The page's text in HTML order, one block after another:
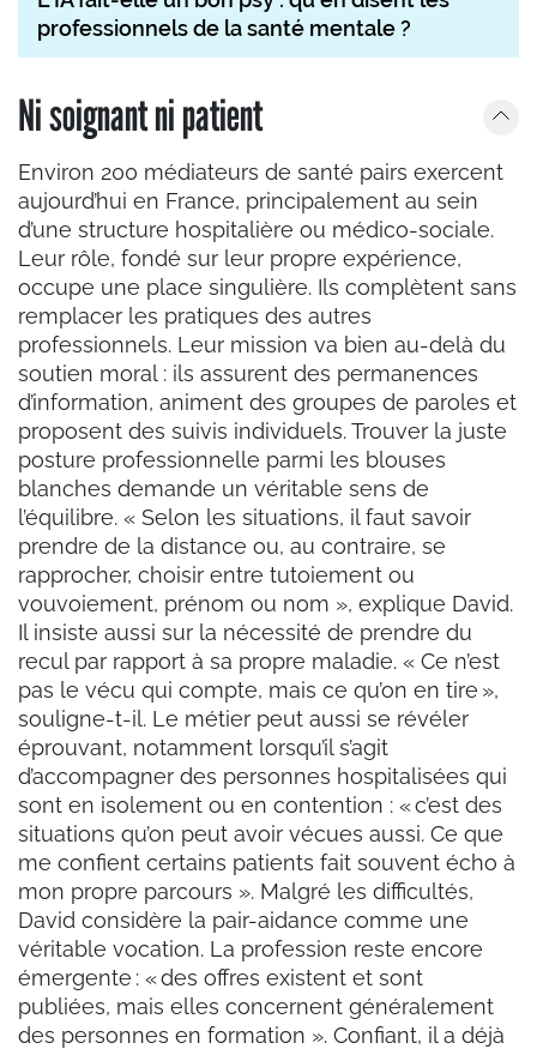
professionnels de la santé mentale ?
Ni soignant ni patient
Environ 200 médiateurs de santé pairs exercent
aujourd’hui en France, principalement au sein
d’une structure hospitalière ou médico-sociale.
Leur rôle, fondé sur leur propre expérience,
occupe une place singulière. Ils complètent sans
remplacer les pratiques des autres
professionnels. Leur mission va bien au-delà du
soutien moral : ils assurent des permanences
d’information, animent des groupes de paroles et
proposent des suivis individuels. Trouver la juste
posture professionnelle parmi les blouses
blanches demande un véritable sens de
l’équilibre. « Selon les situations, il faut savoir
prendre de la distance ou, au contraire, se
rapprocher, choisir entre tutoiement ou
vouvoiement, prénom ou nom », explique David.
Il insiste aussi sur la nécessité de prendre du
recul par rapport à sa propre maladie. « Ce n’est
pas le vécu qui compte, mais ce qu’on en tire »,
souligne-t-il. Le métier peut aussi se révéler
éprouvant, notamment lorsqu’il s’agit
d’accompagner des personnes hospitalisées qui
sont en isolement ou en contention : « c’est des
situations qu’on peut avoir vécues aussi. Ce que
me confient certains patients fait souvent écho à
mon propre parcours ». Malgré les difficultés,
David considère la pair-aidance comme une
véritable vocation. La profession reste encore
émergente : « des offres existent et sont
publiées, mais elles concernent généralement
des personnes en formation ». Confiant, il a déjà